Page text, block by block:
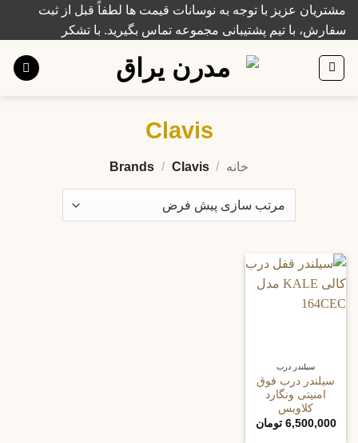
Skipمشتریان عزیز با توجه به نوسانات قیمت ها لطفاً قبل از ثبت
سفارش، با تیم پشتیبانی مجموعه تماس بگیرید. با تشکر
Clavis
خانه /
Brands
/ Clavis
سیلندر درب
سیلندر درب فوق
امنیتی ونگارد
کلاویس
6,500,000 تومان